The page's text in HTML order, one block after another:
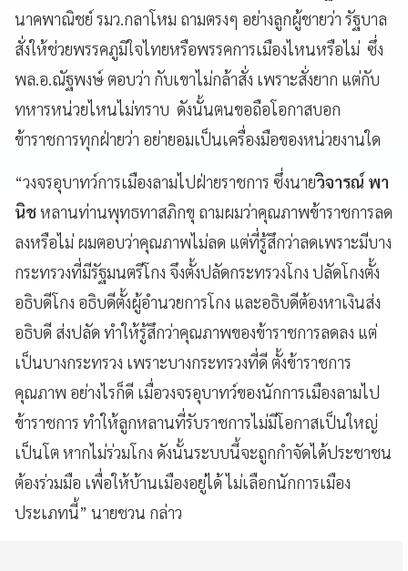
นาคพาณิชย์ รมว.กลาโหม ถามตรงๆ อย่างลูกผู้ชายว่า รัฐบาล
สั่งให้ช่วยพรรคภูมิใจไทยหรือพรรคการเมืองไหนหรือไม่ ซึ่ง
พล.อ.ณัฐพงษ์ ตอบว่า กับเขาไม่กล้าสั่ง เพราะสั่งยาก แต่กับ
ทหารหน่วยไหนไม่ทราบ ดังนั้นตนขอถือโอกาสบอก
ข้าราชการทุกฝ่ายว่า อย่ายอมเป็นเครื่องมือของหน่วยงานใด
“วงจรอุบาทว์การเมืองลามไปฝ่ายราชการ ซึ่งนายวิจารณ์ พา
นิชหลานท่านพุทธทาสภิกขุ ถามผมว่าคุณภาพข้าราชการลด
ลงหรือไม่ ผมตอบว่าคุณภาพไม่ลด แต่ที่รู้สึกว่าลดเพราะมีบาง
กระทรวงที่มีรัฐมนตรีโกง จึงตั้งปลัดกระทรวงโกง ปลัดโกงตั้ง
อธิบดีโกง อธิบดีตั้งผู้อำนวยการโกง และอธิบดีต้องหาเงินส่ง
อธิบดี ส่งปลัด ทำให้รู้สึกว่าคุณภาพของข้าราชการลดลง แต่
เป็นบางกระทรวง เพราะบางกระทรวงที่ดี ตั้งข้าราชการ
คุณภาพ อย่างไรก็ดี เมื่อวงจรอุบาทว์ของนักการเมืองลามไป
ข้าราชการ ทำให้ลูกหลานที่รับราชการไม่มีโอกาสเป็นใหญ่
เป็นโต หากไม่ร่วมโกง ดังนั้นระบบนี้จะถูกกำจัดได้ประชาชน
ต้องร่วมมือ เพื่อให้บ้านเมืองอยู่ได้ ไม่เลือกนักการเมือง
ประเภทนี้” นายชวน กล่าว